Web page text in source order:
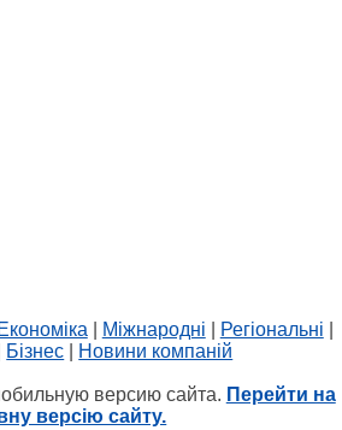
Економіка Міжнародні Регіональні
Бізнес Новини компаній
версию сайта. Перейти на
версію сайту.